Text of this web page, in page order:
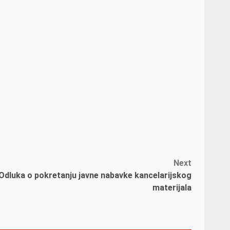
Next
o pokretanju javne nabavke kancelarijskog
materijala